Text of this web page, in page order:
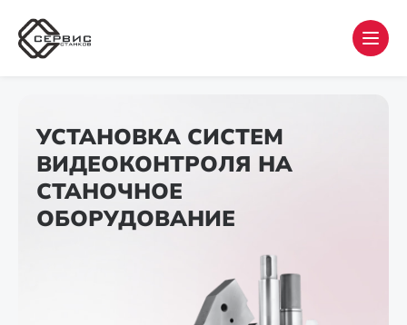
УСТАНОВКА СИСТЕМ
ВИДЕОКОНТРОЛЯ НА
СТАНОЧНОЕ
ОБОРУДОВАНИЕ